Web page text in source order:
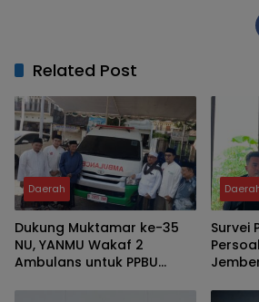
Related Post
Daerah
Dukung Muktamar ke-35
NU, YANMU Wakaf 2
Ambulans untuk PPBU
Survei
Pokok